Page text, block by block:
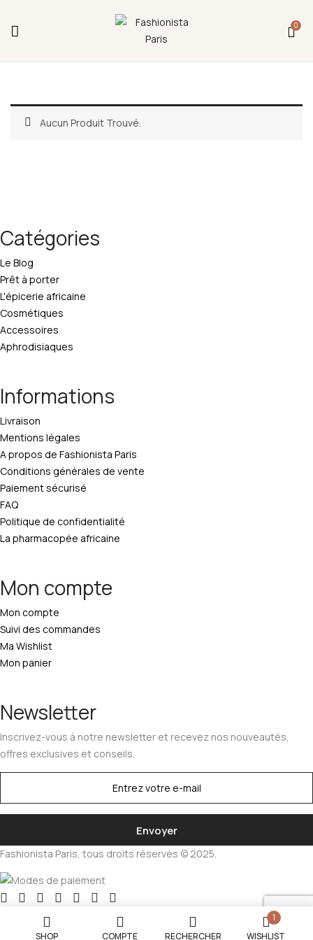
0
SHOP COMPTE RECHERCHER
1
WISHLIST
Aucun Produit Trouvé.
Catégories
Le Blog
Prêt à porter
L'épicerie africaine
Cosmétiques
Accessoires
Aphrodisiaques
Informations
Livraison
Mentions légales
A propos de Fashionista Paris
Conditions générales de vente
Paiement sécurisé
FAQ
Politique de confidentialité
La pharmacopée africaine
Mon compte
Mon compte
Suivi des commandes
Ma Wishlist
Mon panier
Newsletter
Inscrivez-vous à notre newsletter et recevez nos nouveautés,
offres exclusives et conseils.
Fashionista Paris, tous droits réservés © 2025.
Fermeture annuelle du 17 juillet 16h au 12 août.
L'ajout au panier est indisponible et aucune
commande ni remise en main propre ne sera